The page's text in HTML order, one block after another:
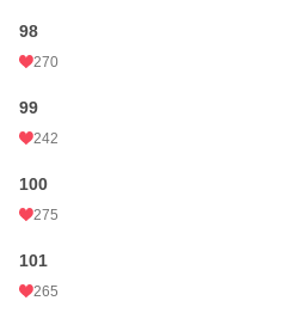
98
270
99
242
100
275
101
265